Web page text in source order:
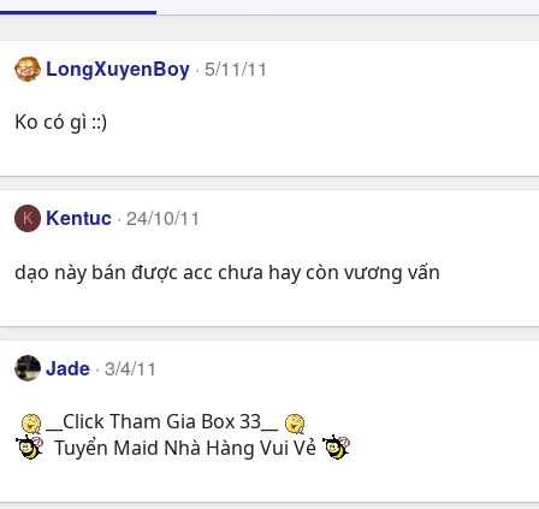
LongXuyenBoy 5/11/11
Ko có gì ::)
K Kentuc 24/10/11
dạo này bán được acc chưa hay còn vương vấn
Jade 3/4/11
__Click Tham Gia Box 33__
Tuyển Maid Nhà Hàng Vui Vẻ